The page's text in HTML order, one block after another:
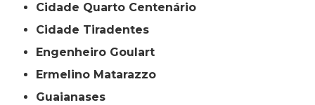
Cidade Quarto Centenário
Cidade Tiradentes
Engenheiro Goulart
Ermelino Matarazzo
Guaianases